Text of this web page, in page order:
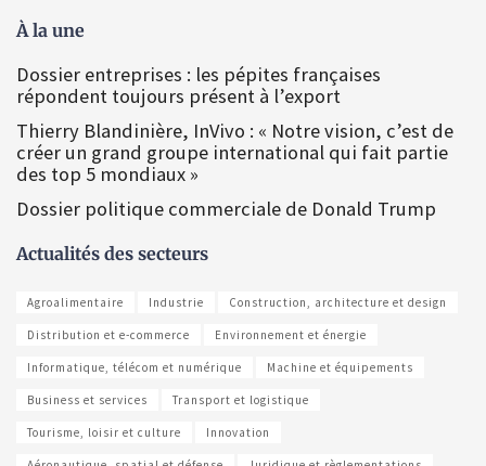
À la une
Dossier entreprises : les pépites françaises
répondent toujours présent à l’export
Thierry Blandinière, InVivo : « Notre vision, c’est de
créer un grand groupe international qui fait partie
des top 5 mondiaux »
Dossier politique commerciale de Donald Trump
Actualités des secteurs
Agroalimentaire Industrie Construction, architecture et design
Distribution et e-commerce Environnement et énergie
Informatique, télécom et numérique Machine et équipements
Business et services Transport et logistique
Tourisme, loisir et culture Innovation